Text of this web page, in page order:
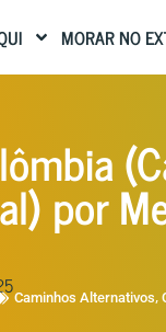
MORAR NO
por
Caminhos Alternativos,